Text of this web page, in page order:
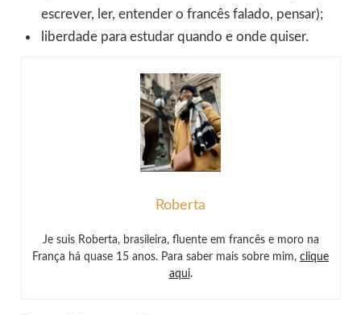
escrever, ler, entender o francês falado, pensar);
liberdade para estudar quando e onde quiser.
Roberta
Je suis Roberta, brasileira, fluente em francês e moro na
França há quase 15 anos. Para saber mais sobre mim, clique
aqui.